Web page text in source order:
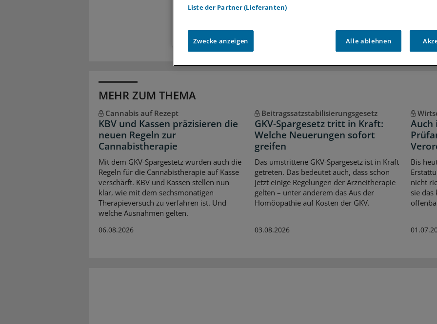
Zugriff auf allemedizinischen Berichte und Kommentare
Voraussetzungen für den Zugang
MEHR ZUM THEMA
Cannabis auf Rezept
KBV und Kassen präzisieren die
neuen Regeln zur
Cannabistherapie
Mit dem GKV-Spargestetz wurden auch die
Regeln für die Cannabistherapie auf Kasse
verschärft. KBV und Kassen stellen nun
klar, wie mit dem sechsmonatigen
Therapieversuch zu verfahren ist. Und
welche Ausnahmen gelten.
06.08.2026
Beitragssatzstabilisierungsgesetz
GKV-Spargesetz tritt in Kraft:
Welche Neuerungen sofort
greifen
Das umstrittene GKV-Spargesetz ist in Kraft
getreten. Das bedeutet auch, dass schon
jetzt einige Regelungen der Arzneitherapie
gelten – unter anderem das Aus der
Homöopathie auf Kosten der GKV.
03.08.2026
Auch
Bis
nicht
sie das
Liste der Partner (Lieferanten)
Zwecke anzeigen Alle ablehnen